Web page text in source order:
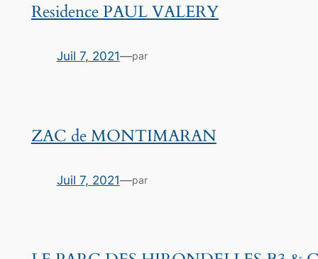
Residence PAUL VALERY
Juil 7, 2021—par
ZAC de MONTIMARAN
Juil 7, 2021—par